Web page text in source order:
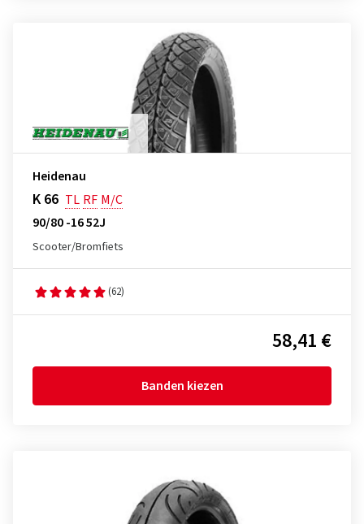
Heidenau
K 66 TL RF M/C
90/80 -16 52J
Scooter/Bromfiets
(62)
58,41 €
Banden kiezen